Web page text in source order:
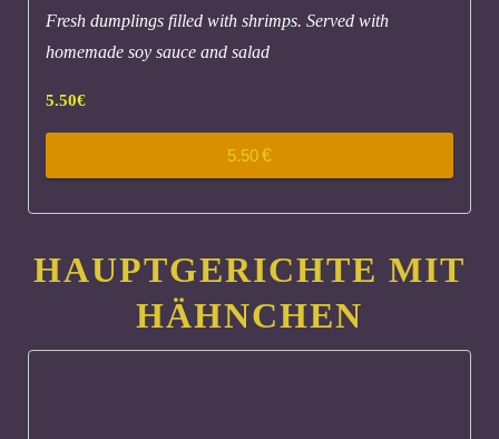
Fresh dumplings filled with shrimps. Served with
homemade soy sauce and salad
5.50€
5.50€
HAUPTGERICHTE MIT
HÄHNCHEN